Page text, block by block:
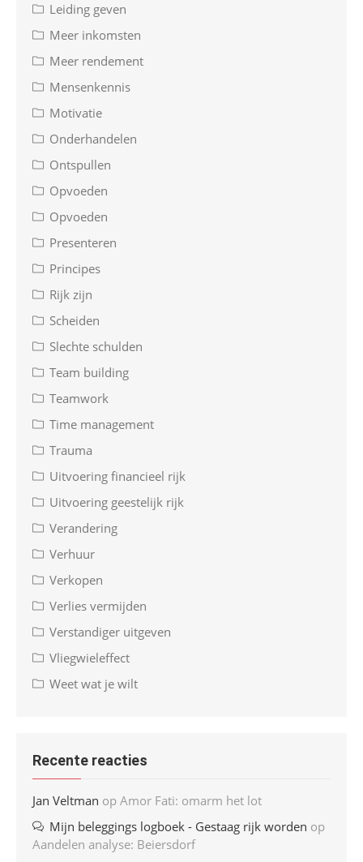
Leiding geven
Meer inkomsten
Meer rendement
Mensenkennis
Motivatie
Onderhandelen
Ontspullen
Opvoeden
Opvoeden
Presenteren
Principes
Rijk zijn
Scheiden
Slechte schulden
Team building
Teamwork
Time management
Trauma
Uitvoering financieel rijk
Uitvoering geestelijk rijk
Verandering
Verhuur
Verkopen
Verlies vermijden
Verstandiger uitgeven
Vliegwieleffect
Weet wat je wilt
Recente reacties
Jan Veltman op Amor Fati: omarm het lot
Mijn beleggings logboek - Gestaag rijk worden op
Aandelen analyse: Beiersdorf